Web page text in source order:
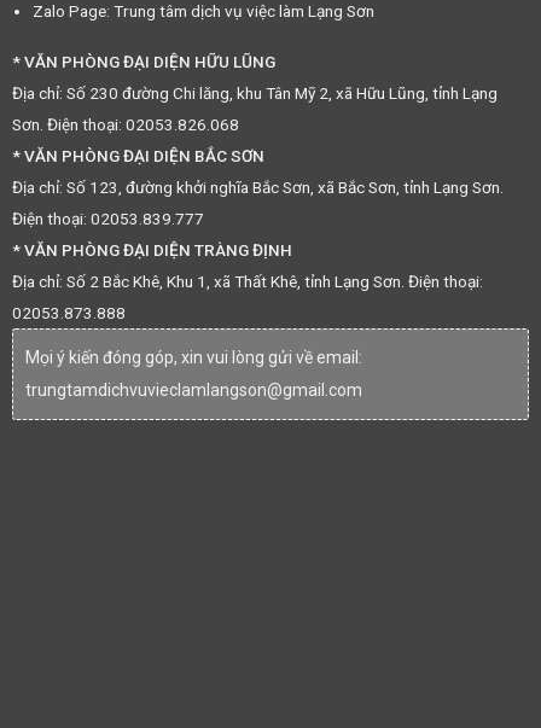
Zalo Page: Trung tâm dịch vụ việc làm Lạng Sơn
* VĂN PHÒNG ĐẠI DIỆN HỮU LŨNG
Địa chỉ: Số 230 đường Chi lăng, khu Tân Mỹ 2, xã Hữu Lũng, tỉnh Lạng
Sơn. Điện thoại: 02053.826.068
* VĂN PHÒNG ĐẠI DIỆN BẮC SƠN
Địa chỉ: Số 123, đường khởi nghĩa Bắc Sơn, xã Bắc Sơn, tỉnh Lạng Sơn.
Điện thoại: 02053.839.777
* VĂN PHÒNG ĐẠI DIỆN TRÀNG ĐỊNH
Địa chỉ: Số 2 Bắc Khê, Khu 1, xã Thất Khê, tỉnh Lạng Sơn. Điện thoại:
02053.873.888
Mọi ý kiến đóng góp, xin vui lòng gửi về email:
trungtamdichvuvieclamlangson@gmail.com